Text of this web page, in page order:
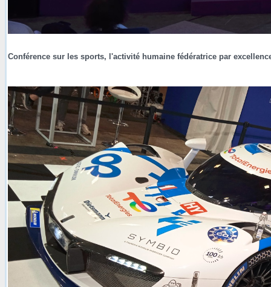
Conférence sur les sports, l'activité humaine fédératrice par